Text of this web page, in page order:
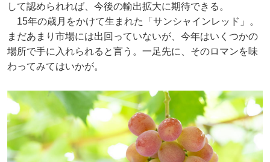
して認められれば、今後の輸出拡大に期待できる。
15年の歳月をかけて生まれた「サンシャインレッド」。
まだあまり市場には出回っていないが、今年はいくつかの
場所で手に入れられると言う。一足先に、そのロマンを味
わってみてはいかが。